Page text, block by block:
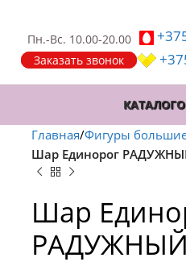
Пн.-Вс. 10.00-20.00
Заказать звонок
КАТАЛОГ
Главная Фигуры
Шар Единорог
Шар
РАДУЖНЫЙ